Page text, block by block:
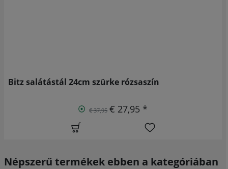
Bitz salátástál 24cm szürke rózsaszín
€ 37,95 € 27,95 *
Népszerű termékek ebben a kategóriában